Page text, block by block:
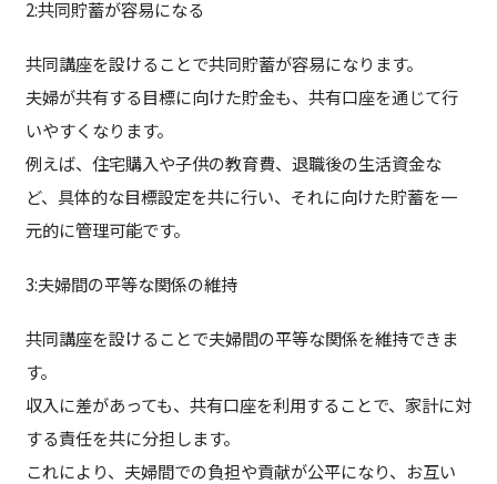
2:共同貯蓄が容易になる
共同講座を設けることで共同貯蓄が容易になります。
夫婦が共有する目標に向けた貯金も、共有口座を通じて行
いやすくなります。
例えば、住宅購入や子供の教育費、退職後の生活資金な
ど、具体的な目標設定を共に行い、それに向けた貯蓄を一
元的に管理可能です。
3:夫婦間の平等な関係の維持
共同講座を設けることで夫婦間の平等な関係を維持できま
す。
収入に差があっても、共有口座を利用することで、家計に対
する責任を共に分担します。
これにより、夫婦間での負担や貢献が公平になり、お互い